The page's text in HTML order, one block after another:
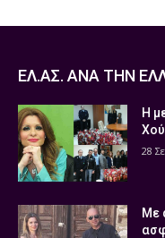
ΕΛ.ΑΣ. ΑΝΑ ΤΗΝ
Η
28
Με